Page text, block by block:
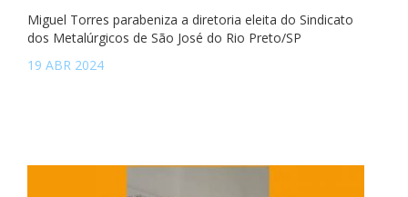
Miguel Torres parabeniza a diretoria eleita do Sindicato
dos Metalúrgicos de São José do Rio Preto/SP
19 ABR 2024